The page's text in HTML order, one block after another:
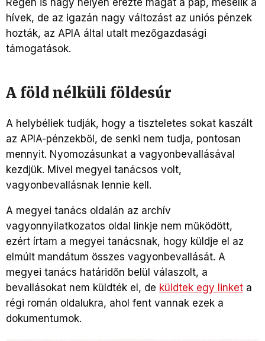
hívek, de az igazán nagy változást az uniós pénzek
hozták, az APIA által utalt mezőgazdasági
támogatások.
A föld nélküli földesúr
A helybéliek tudják, hogy a tiszteletes sokat kaszált
az APIA-pénzekből, de senki nem tudja, pontosan
mennyit. Nyomozásunkat a vagyonbevallásával
kezdjük. Mivel megyei tanácsos volt,
vagyonbevallásnak lennie kell.
A megyei tanács oldalán az archív
vagyonnyilatkozatos oldal linkje nem működött,
ezért írtam a megyei tanácsnak, hogy küldje el az
elmúlt mandátum összes vagyonbevallását. A
megyei tanács határidőn belül válaszolt, a
bevallásokat nem küldték el, de küldtek egy linket a
régi román oldalukra, ahol fent vannak ezek a
dokumentumok.